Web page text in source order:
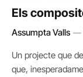
Els
Assumpta Valls
Un projecte que
que,